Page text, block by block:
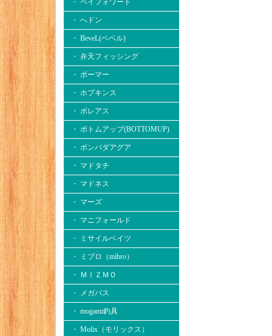
・ ペイフォワード
・ へドン
・ BeveL(ベベル)
・ 弁天フィッシング
・ ボーマー
・ ホプキンス
・ ボレアス
・ ボトムアップ(BOTTOMUP)
・ ボンバダアグア
・ マドタチ
・ マドネス
・ マーズ
・ マニフォールド
・ ミサイルベイツ
・ ミブロ（mibro）
・ ＭＩＺＭＯ
・ メガバス
・ mogami釣具
・ Molix（モリックス）